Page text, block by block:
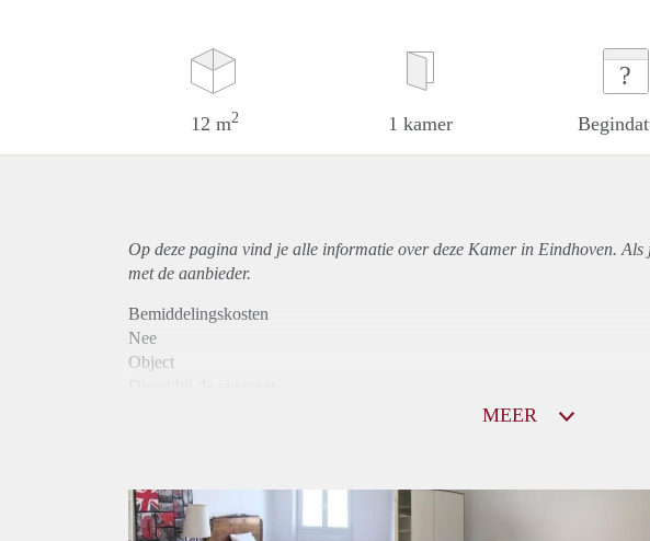
12 m2 1 kamer
?
Op deze pagina vind je alle informatie over deze Kamer in Eindhoven. Als
met de aanbieder.
Bemiddelingskosten
Nee
Object
Huurtoeslag
Niet mogelijk
MEER